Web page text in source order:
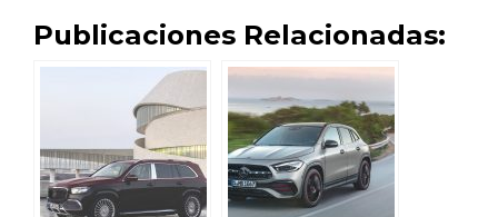
Publicaciones Relacionadas: